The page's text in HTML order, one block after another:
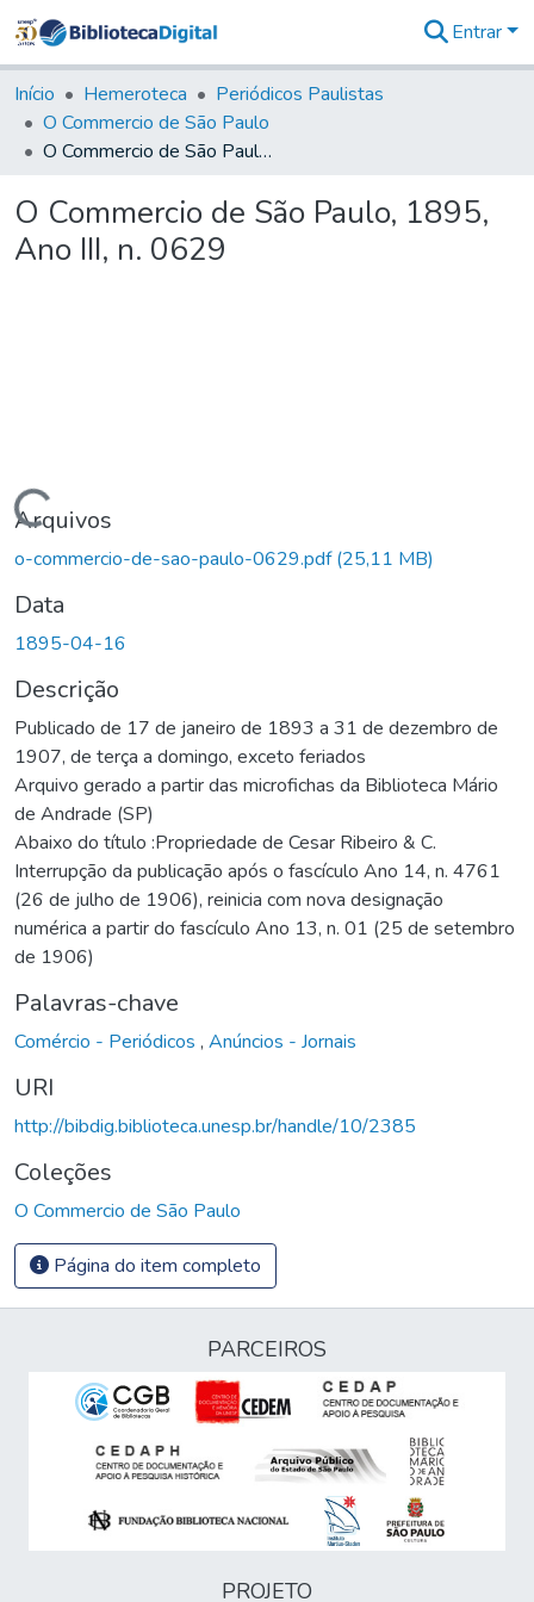
&
Coleções
Tudo na
Biblioteca
Estatísticas
Entrar
Início Hemeroteca
Periódicos Paulistas
O Commercio de São Paulo
O Commercio de São Paulo, 1895, Ano III, n. 0629
O Commercio de São Paulo, 1895,
Ano III, n. 0629
Carregando...
Arquivos
o-commercio-de-sao-paulo-0629.pdf(25,11 MB)
Data
1895-04-16
Descrição
Publicado de 17 de janeiro de 1893 a 31 de dezembro de
1907, de terça a domingo, exceto feriados
Arquivo gerado a partir das microfichas da Biblioteca Mário
de Andrade (SP)
Abaixo do título :Propriedade de Cesar Ribeiro & C.
Interrupção da publicação após o fascículo Ano 14, n. 4761
(26 de julho de 1906), reinicia com nova designação
numérica a partir do fascículo Ano 13, n. 01 (25 de setembro
de 1906)
Palavras-chave
Comércio - Periódicos , Anúncios - Jornais
URI
http://bibdig.biblioteca.unesp.br/handle/10/2385
Coleções
O Commercio de São Paulo
Página do item completo
PARCEIROS
PROJETO